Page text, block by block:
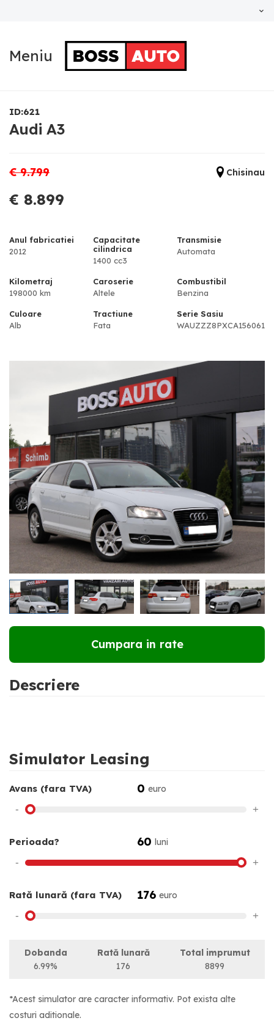
Meniu
ID:621
Audi A3
€ 9.799 Chisinau
€ 8.899
Anul fabricatiei
2012
Capacitate
cilindrica
1400 cc3
Transmisie
Automata
Kilometraj
198000 km
Caroserie
Altele
Combustibil
Benzina
Culoare
Alb
Tractiune
Fata
Serie Sasiu
WAUZZZ8PXCA156061
RATE DE LA176 €LUNAR
Cumpara in rate
Descriere
Simulator Leasing
Avans (fara TVA) 0 euro
- +
Perioada? 60 luni
- +
Rată lunară (fara TVA) 176 euro
- +
Dobanda
6.99%
Rată lunară
176
Total imprumut
8899
*Acest simulator are caracter informativ. Pot exista alte
costuri aditionale.